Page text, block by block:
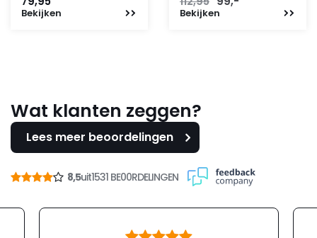
Bekijken
prijs
Bekijken
Wat klanten zeggen?
Lees meer beoordelingen
8,5uit1531 BE00RDELINGEN